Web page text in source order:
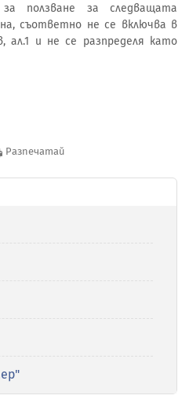
ползване за следващата
съответно не се включва в
ал.1 и не се разпределя като
Разпечатай